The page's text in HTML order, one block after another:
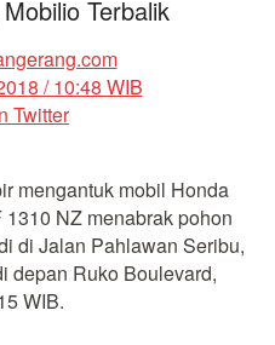
Terbalik
/ 10:48 WIB
Twitter
mengantuk mobil Honda
NZ menabrak pohon
di Jalan Pahlawan Seribu,
depan Ruko Boulevard,
WIB.